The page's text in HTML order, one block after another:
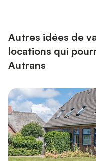
créa...
Autres idées de
locations qui
Autrans